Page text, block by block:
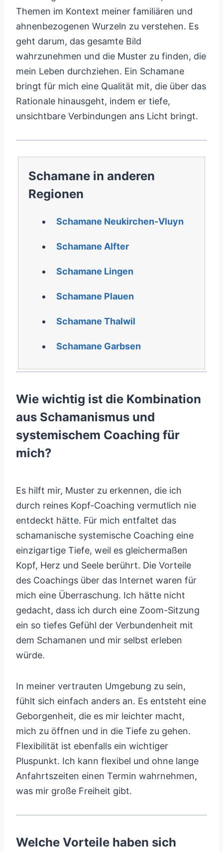
Themen im Kontext meiner familiären und
ahnenbezogenen Wurzeln zu verstehen. Es
geht darum, das gesamte Bild
wahrzunehmen und die Muster zu finden, die
mein Leben durchziehen. Ein Schamane
bringt für mich eine Qualität mit, die über das
Rationale hinausgeht, indem er tiefe,
unsichtbare Verbindungen ans Licht bringt.
Schamane in anderen
Regionen
Schamane Neukirchen-Vluyn
Schamane Alfter
Schamane Lingen
Schamane Plauen
Schamane Thalwil
Schamane Garbsen
Wie wichtig ist die Kombination
aus Schamanismus und
systemischem Coaching für
mich?
Es hilft mir, Muster zu erkennen, die ich
durch reines Kopf-Coaching vermutlich nie
entdeckt hätte. Für mich entfaltet das
schamanische systemische Coaching eine
einzigartige Tiefe, weil es gleichermaßen
Kopf, Herz und Seele berührt. Die Vorteile
des Coachings über das Internet waren für
mich eine Überraschung. Ich hätte nicht
gedacht, dass ich durch eine Zoom-Sitzung
ein so tiefes Gefühl der Verbundenheit mit
dem Schamanen und mir selbst erleben
würde.
In meiner vertrauten Umgebung zu sein,
fühlt sich einfach anders an. Es entsteht eine
Geborgenheit, die es mir leichter macht,
mich zu öffnen und in die Tiefe zu gehen.
Flexibilität ist ebenfalls ein wichtiger
Pluspunkt. Ich kann flexibel und ohne lange
Anfahrtszeiten einen Termin wahrnehmen,
was mir große Freiheit gibt.
Welche Vorteile haben sich